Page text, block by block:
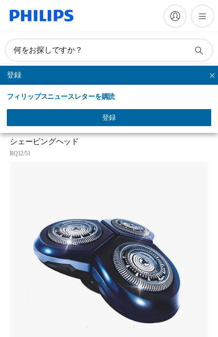
何をお探しですか？
登録
フィリップスニュースレターを購読
登録
替刃
製品一覧 サポート
シェービングヘッド
RQ12/51